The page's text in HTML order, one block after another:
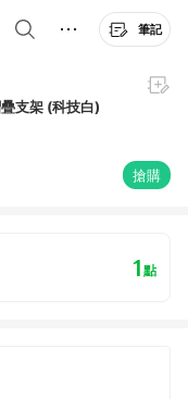
筆記
支架 (科技白)
搶購
1點